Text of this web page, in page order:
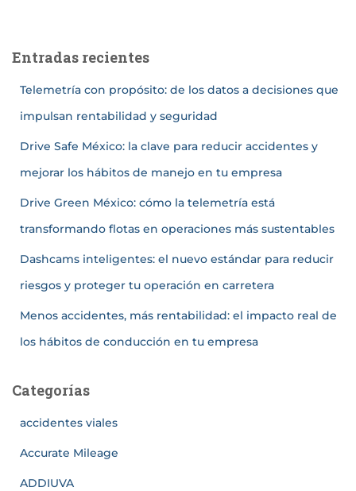
Entradas recientes
Telemetría con propósito: de los datos a decisiones que
impulsan rentabilidad y seguridad
Drive Safe México: la clave para reducir accidentes y
mejorar los hábitos de manejo en tu empresa
Drive Green México: cómo la telemetría está
transformando flotas en operaciones más sustentables
Dashcams inteligentes: el nuevo estándar para reducir
riesgos y proteger tu operación en carretera
Menos accidentes, más rentabilidad: el impacto real de
los hábitos de conducción en tu empresa
Categorías
accidentes viales
Accurate Mileage
ADDIUVA